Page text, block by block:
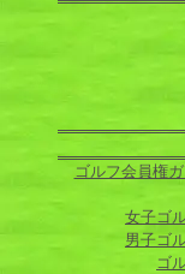
ゴルフ会員権
女子ゴ
男子ゴ
ゴ